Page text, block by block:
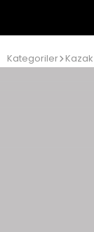
Kategoriler Kazak